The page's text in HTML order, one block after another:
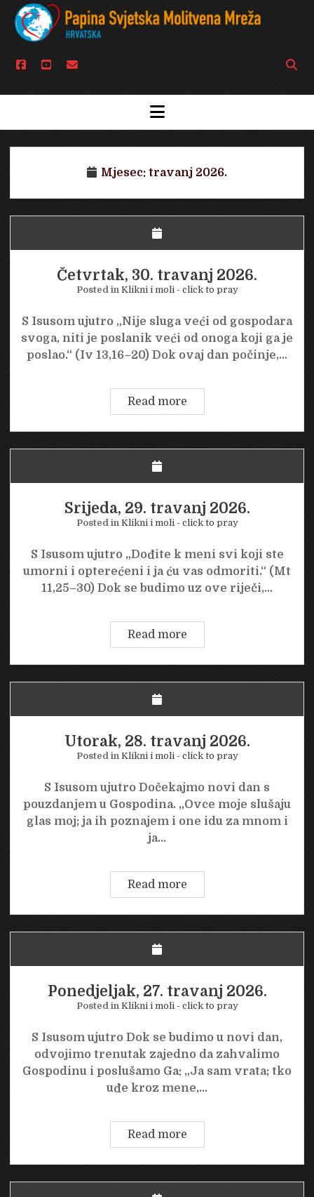
facebook
youtubeemail
Open
bar
open
menu
Mjesec: travanj 2026.
Četvrtak, 30. travanj 2026.
Posted in Klikni i moli - click to pray
S Isusom ujutro „Nije sluga veći od gospodara
svoga, niti je poslanik veći od onoga koji ga je
poslao.“ (Iv 13,16–20) Dok ovaj dan počinje,…
Read moreČetvrtak,
30.
travanj
2026.
Srijeda, 29. travanj 2026.
Posted in Klikni i moli - click to pray
S Isusom ujutro „Dođite k meni svi koji ste
umorni i opterećeni i ja ću vas odmoriti.“ (Mt
11,25–30) Dok se budimo uz ove riječi,…
Read moreSrijeda,
29.
travanj
2026.
Utorak, 28. travanj 2026.
Posted in Klikni i moli - click to pray
S Isusom ujutro Dočekajmo novi dan s
pouzdanjem u Gospodina. „Ovce moje slušaju
glas moj; ja ih poznajem i one idu za mnom i
ja…
Read moreUtorak,
28.
travanj
2026.
Ponedjeljak, 27. travanj 2026.
Posted in Klikni i moli - click to pray
S Isusom ujutro Dok se budimo u novi dan,
odvojimo trenutak zajedno da zahvalimo
Gospodinu i poslušamo Ga: „Ja sam vrata; tko
uđe kroz mene,…
Read morePonedjeljak,
27.
travanj
2026.